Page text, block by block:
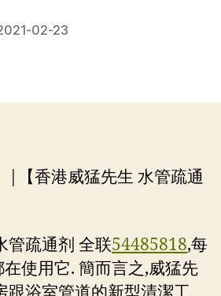
02-23
|【香港威猛先生 水管疏通
管疏通剂 全联54485818,每
使用它. 簡而言之,威猛先